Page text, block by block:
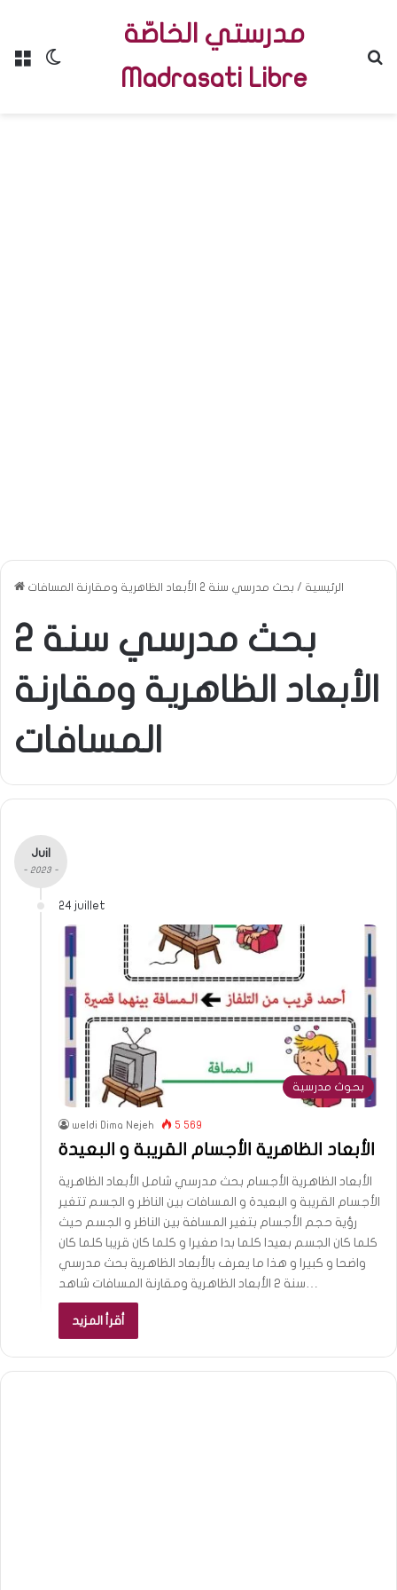
Menu
مدرستي الخاصّة
Madrasati Libre
الرئيسية / بحث مدرسي سنة 2 الأبعاد الظاهرية ومقارنة المسافات
بحث مدرسي سنة 2
الأبعاد الظاهرية ومقارنة
المسافات
Juil
- 2023 -
24 juillet
بحوث مدرسية
weldi Dima Nejeh 5 569
الأبعاد الظاهرية الأجسام القريبة و البعيدة
الأبعاد الظاهرية الأجسام بحث مدرسي شامل الأبعاد الظاهرية
الأجسام القريبة و البعيدة و المسافات بين الناظر و الجسم تتغير
رؤية حجم الأجسام بتغير المسافة بين الناظر و الجسم حيث
كلما كان الجسم بعيدا كلما بدا صغيرا و كلما كان قريبا كلما كان
واضحا و كبيرا و هذا ما يعرف بالأبعاد الظاهرية بحث مدرسي
سنة 2 الأبعاد الظاهرية ومقارنة المسافات شاهد…
أقرأ المزيد